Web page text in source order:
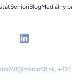
SenioriBlogMediálny
linkedin
,